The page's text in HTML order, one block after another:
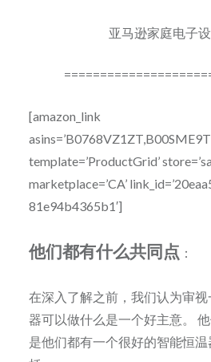
亚马逊家庭电子
[amazon_link
template=’ProductGrid’
marketplace=’CA’
81e94b4365b1′]
他们都有什么共同点 ：
在深入了解之前，我们认为审
器可以做什么是一个好主意。
是他们都有一个很好的智能恒